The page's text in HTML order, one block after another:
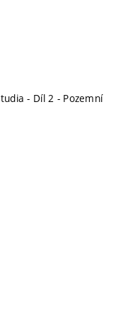
- Díl 2 - Pozemní